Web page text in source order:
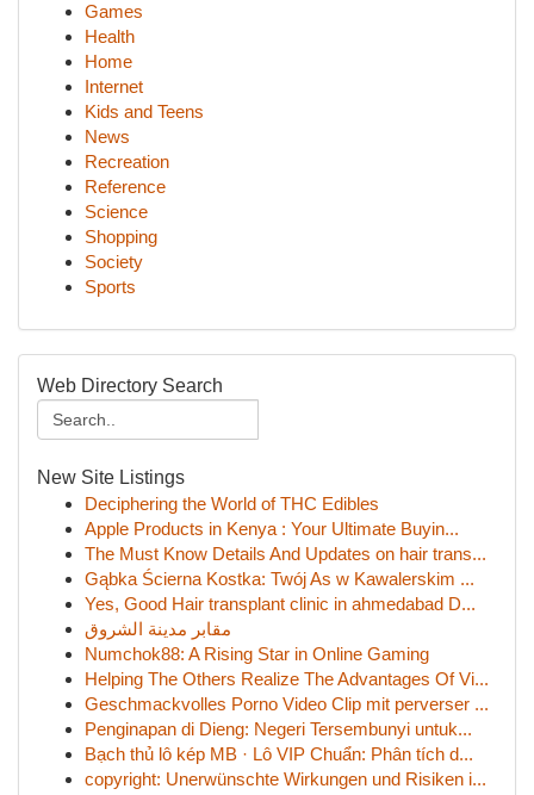
Games
Health
Home
Internet
Kids and Teens
News
Recreation
Reference
Science
Shopping
Society
Sports
Web Directory Search
New Site Listings
Deciphering the World of THC Edibles
Apple Products in Kenya : Your Ultimate Buyin...
The Must Know Details And Updates on hair trans...
Gąbka Ścierna Kostka: Twój As w Kawalerskim ...
Yes, Good Hair transplant clinic in ahmedabad D...
مقابر مدينة الشروق
Numchok88: A Rising Star in Online Gaming
Helping The Others Realize The Advantages Of Vi...
Geschmackvolles Porno Video Clip mit perverser ...
Penginapan di Dieng: Negeri Tersembunyi untuk...
Bạch thủ lô kép MB · Lô VIP Chuẩn: Phân tích d...
copyright: Unerwünschte Wirkungen und Risiken i...